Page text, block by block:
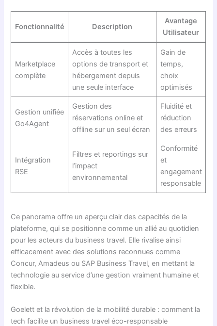
Fonctionnalité Description
Avantage
Utilisateur
Marketplace
complète
Accès à toutes les
options de transport et
hébergement depuis
une seule interface
Gain de
temps,
choix
optimisés
Gestion unifiée
Go4Agent
Gestion des
réservations online et
offline sur un seul écran
Fluidité et
réduction
des erreurs
Intégration
RSE
Filtres et reportings sur
l’impact
environnemental
Conformité
et
engagement
responsable
Ce panorama offre un aperçu clair des capacités de la
plateforme, qui se positionne comme un allié au quotidien
pour les acteurs du business travel. Elle rivalise ainsi
efficacement avec des solutions reconnues comme
Concur, Amadeus ou SAP Business Travel, en mettant la
technologie au service d’une gestion vraiment humaine et
flexible.
Goelett et la révolution de la mobilité durable : comment la
tech facilite un business travel éco-responsable